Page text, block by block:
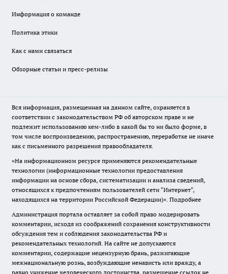
Информация о команде
Политика этики
Как с нами связаться
Обзорные статьи и пресс-релизы
Вся информация, размещенная на данном сайте, охраняется в
соответствии с законодательством РФ об авторском праве и не
подлежит использованию кем-либо в какой бы то ни было форме, в
том числе воспроизведению, распространению, переработке не иначе
как с письменного разрешения правообладателя.
«На информационном ресурсе применяются рекомендательные
технологии (информационные технологии предоставления
информации на основе сбора, систематизации и анализа сведений,
относящихся к предпочтениям пользователей сети "Интернет",
находящихся на территории Российской Федерации)». Подробнее
Администрация портала оставляет за собой право модерировать
комментарии, исходя из соображений сохранения конструктивности
обсуждения тем и соблюдения законодательства РФ и
рекомендательных технологий. На сайте не допускаются
комментарии, содержащие нецензурную брань, разжигающие
межнациональную рознь, возбуждающие ненависть или вражду, а
равно унижение человеческого достоинства, размещение ссылок не